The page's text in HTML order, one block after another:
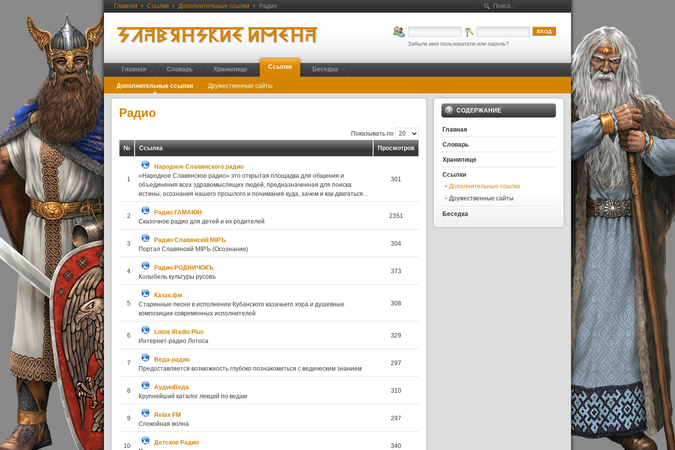
Главная Ссылки Дополнительные ссылки Радио
Забыли имя пользователя или пароль?
Главная Словарь Хранилище Ссылки Беседка
Дополнительные ссылки Дружественные сайты
Радио
Показывать по
№ Ссылка Просмотров
1
Народное Славянского радио
«Народное Славянское радио» это открытая площадка для общения и
объединения всех здравомыслящих людей, предназначенная для поиска
истины, осознания нашего прошлого и понимания куда, зачем и как двигаться...
301
2
Радио ГАМАЮН
Сказочное радио для детей и их родителей
2351
3
Радио Славянскiй МIРЪ
Портал Славянскiй МIРЪ (Осознание)
304
4
Радио РОДНИЧОКЪ
Колыбель культуры русовъ
373
5
Казак.фм
Старинные песни в исполнении Кубанского казачьего хора и душевные
композиции современных исполнителей
308
6
Lotos iRadio Plus
Интернет-радио Лотоса
329
7
Веда-радио
Предоставляется возможность глубоко познакомиться с ведическим знанием
297
8
АудиоВеда
Крупнейший каталог лекций по ведам
310
9
Relax FM
Спокойная волна
297
10
Детское Радио
340
СОДЕРЖАНИЕ
Главная
Словарь
Хранилище
Ссылки
Дополнительные ссылки
Дружественные сайты
Беседка